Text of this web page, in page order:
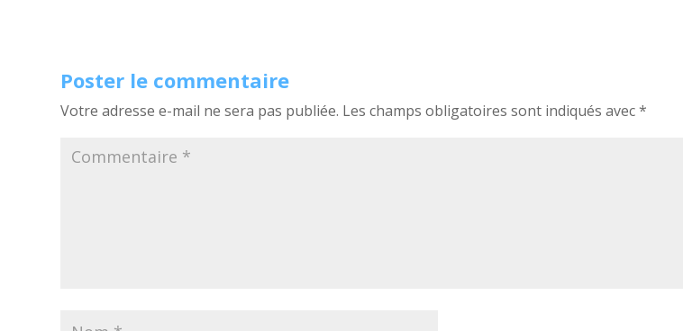
Poster le commentaire
Votre adresse e-mail ne sera pas publiée. Les champs obligatoires sont indiqués avec*